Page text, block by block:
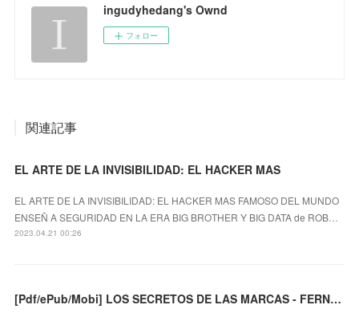
ingudyhedang's Ownd
フォロー
関連記事
EL ARTE DE LA INVISIBILIDAD: EL HACKER MAS
EL ARTE DE LA INVISIBILIDAD: EL HACKER MAS FAMOSO DEL MUNDO
ENSEÑ A SEGURIDAD EN LA ERA BIG BROTHER Y BIG DATA de ROB…
2023.04.21 00:26
[Pdf/ePub/Mobi] LOS SECRETOS DE LAS MARCAS - FERNANDO DE CORDOBA descargar ebook gratis